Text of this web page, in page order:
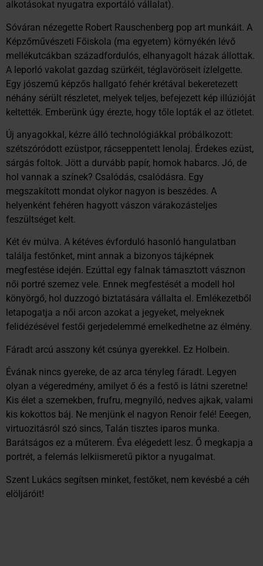
alkotásokat nyugatra exportáló vállalat).
Sóváran nézegette Robert Rauschenberg pop art munkáit. A
Képzőművészeti Főiskola (ma egyetem) környékén lévő
mellékutcákban századfordulós, elhanyagolt házak állottak.
A leporló vakolat gazdag szürkéit, téglavöröseit ízlelgette.
Egy jószemű képzős hallgató fehér krétával bekeretezett
néhány sérült részletet, melyek teljes, befejezett kép illúzióját
keltették. Emberünk úgy érezte, hogy tőle lopták el az ötletet.
Új anyagokkal, kézre álló technológiákkal próbálkozott:
szétszóródott ezüstpor, rácseppentett lenolaj. Érdekes ezüst,
sárgás foltok. Jött a durvább papír, homok habarcs. Jó, de
hol vannak a színek? Csalódás, csalódásra. Egy
megszakított mondat olykor nagyon is beszédes. A
helyenként fehéren hagyott vászon várakozásteljes
feszültséget kelt.
Két év múlva. A kétéves évforduló hasonló hangulatban
találja festőnket, mint annak a bizonyos tájképnek
megfestése idején. Ezúttal egy falnak támasztott vásznon
női portré szemez vele. Ennek megfestését a modell hol
könyörgő, hol duzzogó biztatására vállalta el. Emlékezetből
letapogatja a női arcon azokat a jegyeket, melyeknek
felidézésével festői gerjedelemmé emelkedhetne az élmény.
Fáradt arcú asszony két csúnya gyerekkel. Ez Holbein.
Évának nincs gyereke, de az arca tényleg fáradt. Legyen
olyan a végeredmény, amilyet ő és a festő is látni szeretne!
Kis élet a szemekben, frufru, megnyíló, nedves ajkak, valami
kis kokottos báj. Ne menjünk el nagyon Renoir felé! Eeegen,
virtuozitásról szó sincs, Talán tisztes iparos munka.
Barátságos ez a műterem. Éva elégedett lesz. Ő megkapja a
portrét, a felemás lelkiismeretű piktor a nyugalmat.
Szent Lukács segítsen minket, festőket, nem kevésbé a céh
elöljáróit!